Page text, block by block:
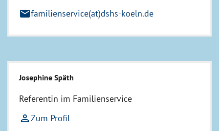
mailfamilienservice(at)dshs-koeln.de
Josephine Späth
Referentin im Familienservice
person_outlineZum Profil